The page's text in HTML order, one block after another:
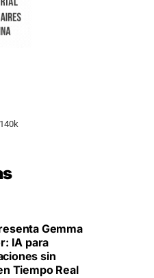
Gemma
IA para
sin
Tiempo Real